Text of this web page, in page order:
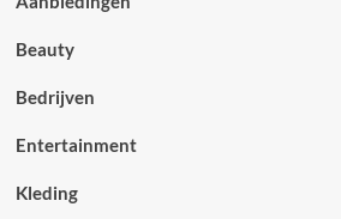
Beauty
Bedrijven
Entertainment
Kleding